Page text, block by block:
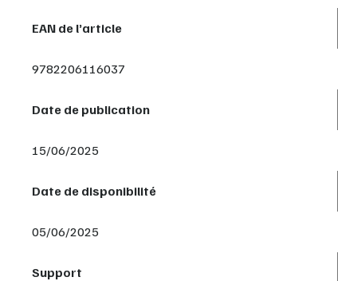
EAN de l’article
9782206116037
Date de publication
15/06/2025
Date de disponibilité
05/06/2025
Support